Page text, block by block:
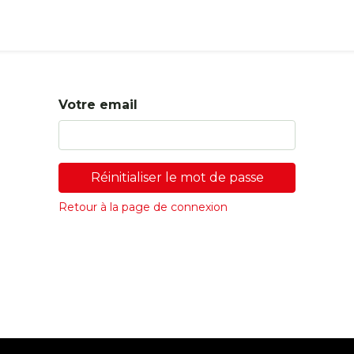
Votre email
Réinitialiser le mot de passe
Retour à la page de connexion